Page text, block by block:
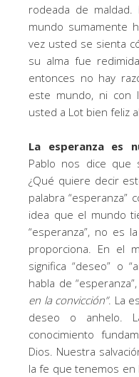
rodeada de maldad.
mundo sumamente
vez usted se sienta
su alma fue
entonces no hay
este mundo, ni con
usted a Lot bien feliz
La esperanza es
Pablo nos dice que
¿Qué quiere decir
palabra “esperanza”
idea que el mundo
“esperanza”, no es
proporciona. En el
significa “deseo” o
habla de
en la convicción”. La
deseo o anhelo.
conocimiento
Dios. Nuestra
la fe que tenemos en